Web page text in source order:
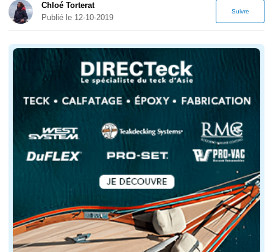
Chloé Torterat
Publié le 12-10-2019
Suivre